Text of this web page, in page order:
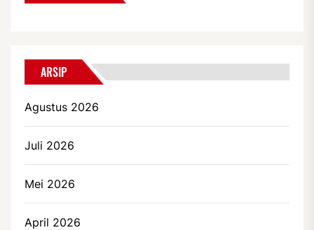
ARSIP
Agustus 2026
Juli 2026
Mei 2026
April 2026